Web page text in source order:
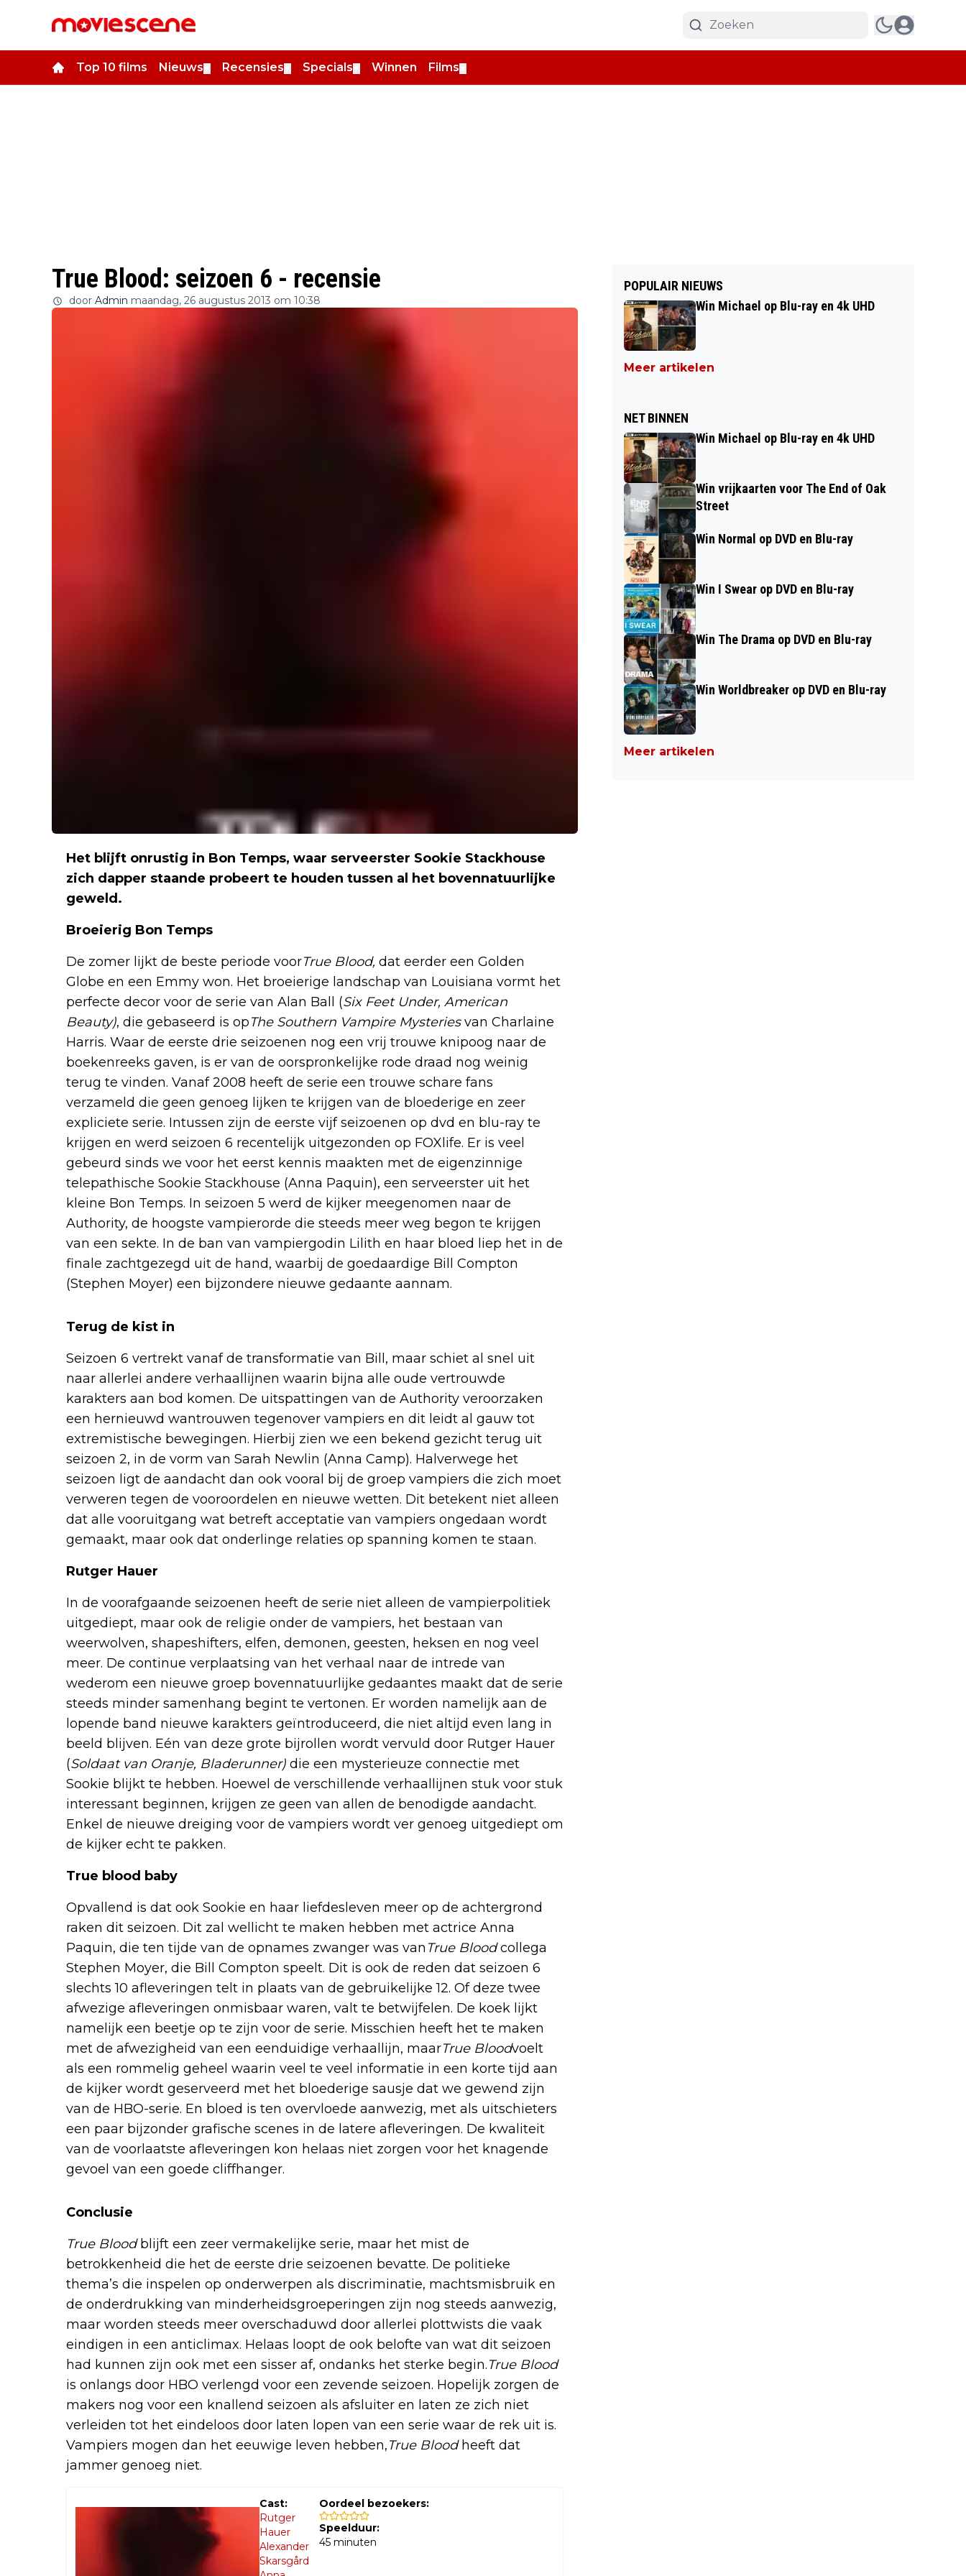
Top 10 films Nieuws Recensies Specials Winnen Films
True Blood: seizoen 6 - recensie
door Admin maandag, 26 augustus 2013 om 10:38
Het blijft onrustig in Bon Temps, waar serveerster Sookie Stackhouse
zich dapper staande probeert te houden tussen al het bovennatuurlijke
geweld.
Broeierig Bon Temps
De zomer lijkt de beste periode voorTrue Blood, dat eerder een Golden
Globe en een Emmy won. Het broeierige landschap van Louisiana vormt het
perfecte decor voor de serie van Alan Ball (Six Feet Under, American
Beauty), die gebaseerd is opThe Southern Vampire Mysteriesvan Charlaine
Harris. Waar de eerste drie seizoenen nog een vrij trouwe knipoog naar de
boekenreeks gaven, is er van de oorspronkelijke rode draad nog weinig
terug te vinden. Vanaf 2008 heeft de serie een trouwe schare fans
verzameld die geen genoeg lijken te krijgen van de bloederige en zeer
expliciete serie. Intussen zijn de eerste vijf seizoenen op dvd en blu-ray te
krijgen en werd seizoen 6 recentelijk uitgezonden op FOXlife. Er is veel
gebeurd sinds we voor het eerst kennis maakten met de eigenzinnige
telepathische Sookie Stackhouse (Anna Paquin), een serveerster uit het
kleine Bon Temps. In seizoen 5 werd de kijker meegenomen naar de
Authority, de hoogste vampierorde die steeds meer weg begon te krijgen
van een sekte. In de ban van vampiergodin Lilith en haar bloed liep het in de
finale zachtgezegd uit de hand, waarbij de goedaardige Bill Compton
(Stephen Moyer) een bijzondere nieuwe gedaante aannam.
Terug de kist in
Seizoen 6 vertrekt vanaf de transformatie van Bill, maar schiet al snel uit
naar allerlei andere verhaallijnen waarin bijna alle oude vertrouwde
karakters aan bod komen. De uitspattingen van de Authority veroorzaken
een hernieuwd wantrouwen tegenover vampiers en dit leidt al gauw tot
extremistische bewegingen. Hierbij zien we een bekend gezicht terug uit
seizoen 2, in de vorm van Sarah Newlin (Anna Camp). Halverwege het
seizoen ligt de aandacht dan ook vooral bij de groep vampiers die zich moet
verweren tegen de vooroordelen en nieuwe wetten. Dit betekent niet alleen
dat alle vooruitgang wat betreft acceptatie van vampiers ongedaan wordt
gemaakt, maar ook dat onderlinge relaties op spanning komen te staan.
Rutger Hauer
In de voorafgaande seizoenen heeft de serie niet alleen de vampierpolitiek
uitgediept, maar ook de religie onder de vampiers, het bestaan van
weerwolven, shapeshifters, elfen, demonen, geesten, heksen en nog veel
meer. De continue verplaatsing van het verhaal naar de intrede van
wederom een nieuwe groep bovennatuurlijke gedaantes maakt dat de serie
steeds minder samenhang begint te vertonen. Er worden namelijk aan de
lopende band nieuwe karakters geïntroduceerd, die niet altijd even lang in
beeld blijven. Eén van deze grote bijrollen wordt vervuld door Rutger Hauer
(Soldaat van Oranje, Bladerunner) die een mysterieuze connectie met
Sookie blijkt te hebben. Hoewel de verschillende verhaallijnen stuk voor stuk
interessant beginnen, krijgen ze geen van allen de benodigde aandacht.
Enkel de nieuwe dreiging voor de vampiers wordt ver genoeg uitgediept om
de kijker echt te pakken.
True blood baby
Opvallend is dat ook Sookie en haar liefdesleven meer op de achtergrond
raken dit seizoen. Dit zal wellicht te maken hebben met actrice Anna
Paquin, die ten tijde van de opnames zwanger was van True Bloodcollega
Stephen Moyer, die Bill Compton speelt. Dit is ook de reden dat seizoen 6
slechts 10 afleveringen telt in plaats van de gebruikelijke 12. Of deze twee
afwezige afleveringen onmisbaar waren, valt te betwijfelen. De koek lijkt
namelijk een beetje op te zijn voor de serie. Misschien heeft het te maken
met de afwezigheid van een eenduidige verhaallijn, maarTrue Bloodvoelt
als een rommelig geheel waarin veel te veel informatie in een korte tijd aan
de kijker wordt geserveerd met het bloederige sausje dat we gewend zijn
van de HBO-serie. En bloed is ten overvloede aanwezig, met als uitschieters
een paar bijzonder grafische scenes in de latere afleveringen. De kwaliteit
van de voorlaatste afleveringen kon helaas niet zorgen voor het knagende
gevoel van een goede cliffhanger.
Conclusie
True Bloodblijft een zeer vermakelijke serie, maar het mist de
betrokkenheid die het de eerste drie seizoenen bevatte. De politieke
thema’s die inspelen op onderwerpen als discriminatie, machtsmisbruik en
de onderdrukking van minderheidsgroeperingen zijn nog steeds aanwezig,
maar worden steeds meer overschaduwd door allerlei plottwists die vaak
eindigen in een anticlimax. Helaas loopt de ook belofte van wat dit seizoen
had kunnen zijn ook met een sisser af, ondanks het sterke begin.True Blood
is onlangs door HBO verlengd voor een zevende seizoen. Hopelijk zorgen de
makers nog voor een knallend seizoen als afsluiter en laten ze zich niet
verleiden tot het eindeloos door laten lopen van een serie waar de rek uit is.
Vampiers mogen dan het eeuwige leven hebben,True Blood heeft dat
jammer genoeg niet.
Cast:
Rutger
Hauer
Alexander
Skarsgård
Oordeel bezoekers:
Speelduur:
45 minuten
POPULAIR NIEUWS
Win Michael op Blu-ray en 4k UHD
Meer artikelen
NET BINNEN
Win Michael op Blu-ray en 4k UHD
Win vrijkaarten voor The End of Oak
Street
Win Normal op DVD en Blu-ray
Win I Swear op DVD en Blu-ray
Win The Drama op DVD en Blu-ray
Win Worldbreaker op DVD en Blu-ray
Meer artikelen